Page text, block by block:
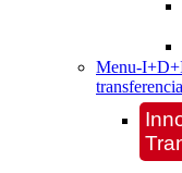
Menu-
transferencia